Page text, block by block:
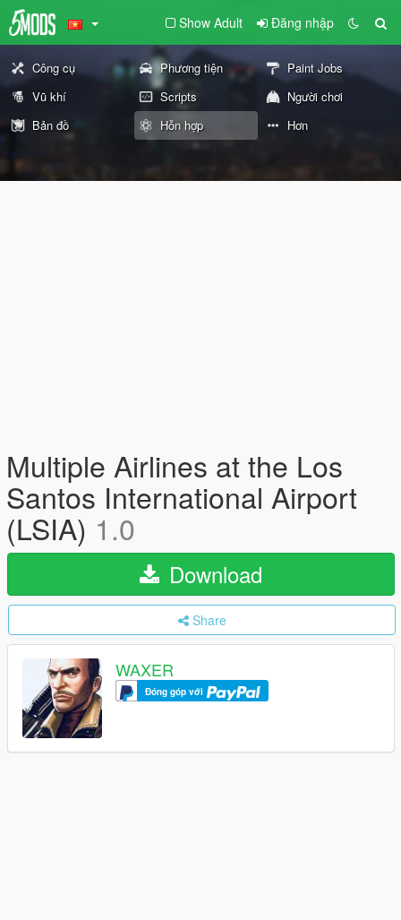
Show Adult Đăng nhập
Công cụ Phương tiện
Paint Jobs
Vũ khí
Scripts
Người chơi
Bản đồ
Hỗn hợp Hơn
Multiple Airlines at the Los
Santos International Airport
(LSIA) 1.0
Download
Share
WAXER
Đóng góp với